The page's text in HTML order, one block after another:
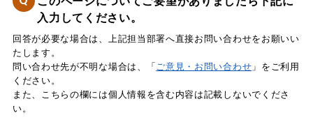
入力してください。
回答が必要な場合は、上記担当部署へ直接お問い合わせをお願いい
たします。
問い合わせ先が不明な場合は、「 ご意見・お問い合わせ 」をご利用
ください。
また、こちらの欄には個人情報を含む内容は記載しないでくださ
い。